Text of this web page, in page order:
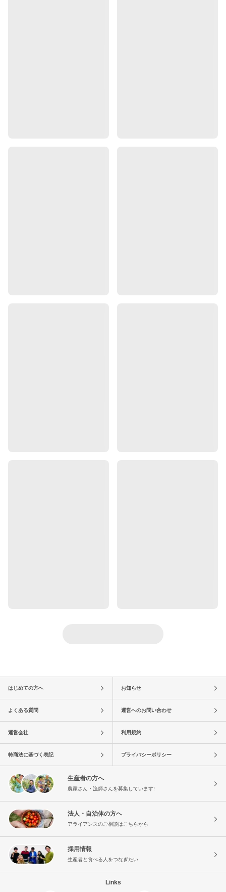
はじめての方へ お知らせ
よくある質問 運営へのお問い合わせ
運営会社 利用規約
特商法に基づく表記 プライバシーポリシー
生産者の方へ
農家さん・漁師さんを募集しています!
法人・自治体の方へ
アライアンスのご相談はこちらから
採用情報
生産者と食べる人をつなぎたい
Links